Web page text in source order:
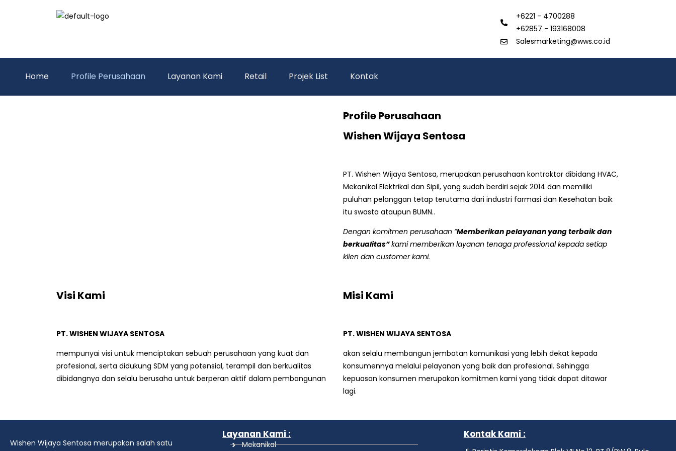
+6221 - 4700288
+62857 - 193168008
Salesmarketing@wws.co.id
Home Profile Perusahaan Layanan Kami Retail Projek List Kontak
Profile Perusahaan
Wishen Wijaya Sentosa
PT. Wishen Wijaya Sentosa, merupakan perusahaan kontraktor dibidang HVAC,
Mekanikal Elektrikal dan Sipil, yang sudah berdiri sejak 2014 dan memiliki
puluhan pelanggan tetap terutama dari industri farmasi dan Kesehatan baik
itu swasta ataupun BUMN..
Dengan komitmen perusahaan “Memberikan pelayananyangterbaikdan
berkualitas”kamimemberikan layanan tenaga professionalkepada setiap
klien dan customer kami.
Visi Kami
PT. WISHEN WIJAYA SENTOSA
mempunyai visi untuk menciptakan sebuah perusahaan yang kuat dan
profesional, serta didukung SDM yang potensial, terampil dan berkualitas
dibidangnya dan selalu berusaha untuk berperan aktif dalam pembangunan
Misi Kami
PT. WISHEN WIJAYA SENTOSA
akan selalu membangun jembatan komunikasi yang lebih dekat kepada
konsumennya melalui pelayanan yang baik dan profesional. Sehingga
kepuasan konsumen merupakan komitmen kami yang tidak dapat ditawar
lagi.
Wishen Wijaya Sentosa merupakan salah satu
Layanan Kami :
Mekanikal
Kontak Kami :